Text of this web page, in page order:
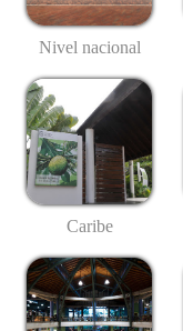
Nivel nacional
Caribe